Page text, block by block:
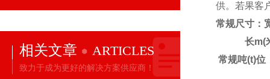
相关文章 ARTICLES
致力于成为更好的解决方案供应商！
供。若果客
常规尺寸：
长m(
常规吨(t)位